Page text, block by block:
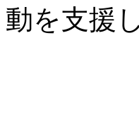
動を支援